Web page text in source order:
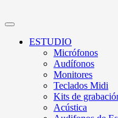
ESTUDIO
Micrófonos
Audífonos
Monitores
Teclados Midi
Kits de
Acústica